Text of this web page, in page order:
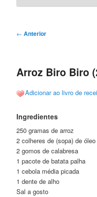
Navegação
← Anterior
Arroz Biro Biro
Adicionar ao livro de
Ingredientes
250 gramas de arroz
2 colheres de (sopa) de óleo
2 gomos de calabresa
1 pacote de batata palha
1 cebola média picada
1 dente de alho
Sal a gosto